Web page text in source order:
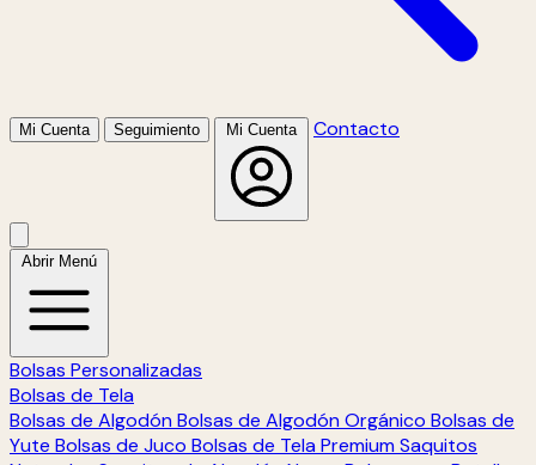
Mi Cuenta Seguimiento Mi Cuenta Contacto
Abrir Menú
Bolsas Personalizadas
Bolsas de Tela
Bolsas de Algodón Bolsas de Algodón Orgánico Bolsas de
Yute Bolsas de Juco Bolsas de Tela Premium Saquitos